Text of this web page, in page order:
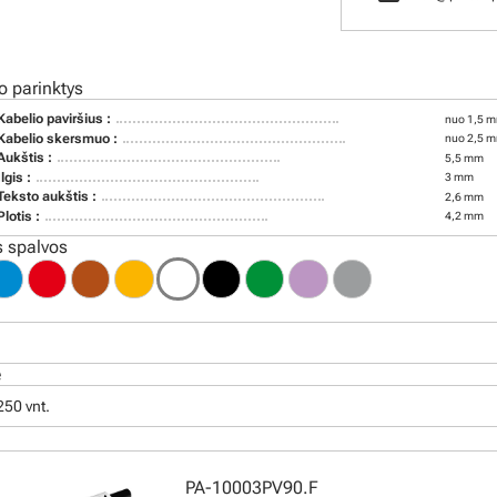
parinktys
paviršius : nuo 1,5
skersmuo : nuo 2,5
: 5,5 mm
: 3 mm
aukštis : 2,6 mm
: 4,2 mm
spalvos
vnt.
PA-10003PV90.F